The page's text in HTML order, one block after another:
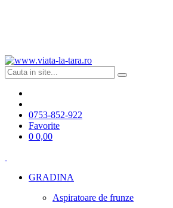
0753-852-922
Favorite
0 0,00
GRADINA
Aspiratoare de frunze